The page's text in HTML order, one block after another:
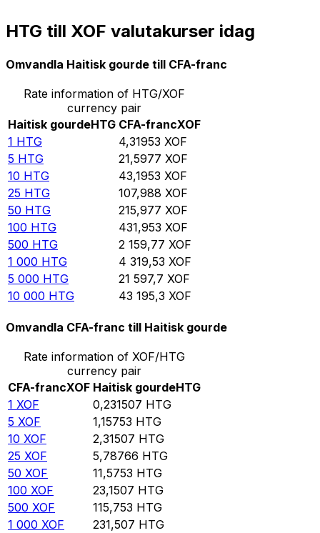
HTG till XOF valutakurser idag
Omvandla Haitisk gourde till CFA-franc
Rate information of HTG/XOF
currency pair
Haitisk gourdeHTG CFA-francXOF
1 HTG 4,31953 XOF
5 HTG 21,5977 XOF
10 HTG 43,1953 XOF
25 HTG 107,988 XOF
50 HTG 215,977 XOF
100 HTG 431,953 XOF
500 HTG 2 159,77 XOF
1 000 HTG 4 319,53 XOF
5 000 HTG 21 597,7 XOF
10 000 HTG 43 195,3 XOF
Omvandla CFA-franc till Haitisk gourde
Rate information of XOF/HTG
currency pair
CFA-francXOF Haitisk gourdeHTG
1 XOF 0,231507 HTG
5 XOF 1,15753 HTG
10 XOF 2,31507 HTG
25 XOF 5,78766 HTG
50 XOF 11,5753 HTG
100 XOF 23,1507 HTG
500 XOF 115,753 HTG
1 000 XOF 231,507 HTG